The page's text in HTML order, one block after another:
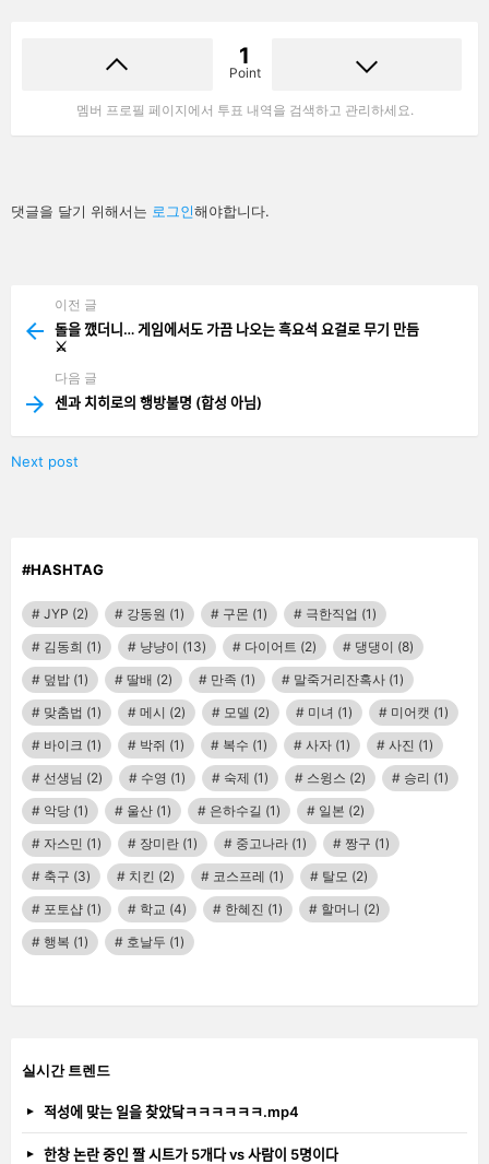
1
Point
멤버 프로필 페이지에서 투표 내역을 검색하고 관리하세요.
답
글
댓글을 달기 위해서는 로그인해야합니다.
more
이전 글
돌을 깼더니… 게임에서도 가끔 나오는 흑요석 요걸로 무기 만듬
⚔️
다음 글
센과 치히로의 행방불명 (합성 아님)
Next post
#HASHTAG
JYP (2) 강동원 (1) 구몬 (1) 극한직업 (1)
김동희 (1) 냥냥이 (13) 다이어트 (2) 댕댕이 (8)
덮밥 (1) 딸배 (2) 만족 (1) 말죽거리잔혹사 (1)
맞춤법 (1) 메시 (2) 모델 (2) 미녀 (1) 미어캣 (1)
바이크 (1) 박쥐 (1) 복수 (1) 사자 (1) 사진 (1)
선생님 (2) 수영 (1) 숙제 (1) 스윙스 (2) 승리 (1)
악당 (1) 울산 (1) 은하수길 (1) 일본 (2)
자스민 (1) 장미란 (1) 중고나라 (1) 짱구 (1)
축구 (3) 치킨 (2) 코스프레 (1) 탈모 (2)
포토샵 (1) 학교 (4) 한혜진 (1) 할머니 (2)
행복 (1) 호날두 (1)
실시간 트렌드
적성에 맞는 일을 찾았닼ㅋㅋㅋㅋㅋㅋ.mp4
한창 논란 중인 짤 시트가 5개다 vs 사람이 5명이다